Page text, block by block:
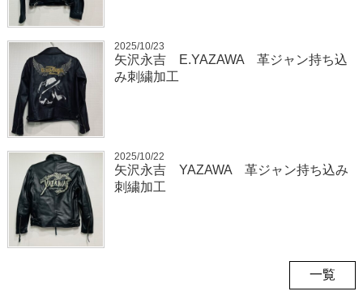
2025/10/23
矢沢永吉 E.YAZAWA 革ジャン持ち込
み刺繍加工
2025/10/22
矢沢永吉 YAZAWA 革ジャン持ち込み
刺繍加工
一覧